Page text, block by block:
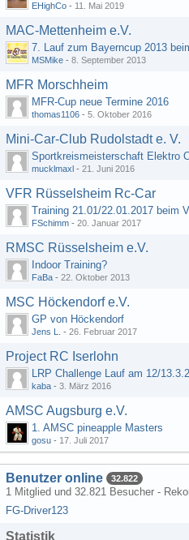
EHighCo - 11. Mai 2019
MAC-Mettenheim e.V.
7. Lauf zum Bayerncup 2013
MSMike - 8. September 2013
MFR Morschheim
MFR-Cup neue Termine 2016
thomas1106 - 5. Oktober 2016
Mini-Car-Club Rudolstadt e. V.
mucklmaxl - 21. Juni 2016
VFR Rüsselsheim Rc-Car
Training 21.01/22.01.2017 beim
FSchimm - 20. Januar 2017
RMSC Rüsselsheim e.V.
Indoor Training?
FaBa - 22. Oktober 2013
MSC Höckendorf e.V.
GP von Höckendorf
Jens L. - 26. Februar 2017
Project RC Iserlohn
LRP Challenge Lauf am 12/
kaba - 3. März 2016
AMSC Augsburg e.V.
1. AMSC pineapple Masters
gosu - 17. Juli 2017
Benutzer online 32.822
1 Mitglied und 32.821 Besucher -
FG-Driver123
Statistik